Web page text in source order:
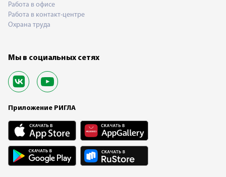
Работа в офисе
Работа в контакт-центре
Охрана труда
Мы в социальных сетях
Приложение РИГЛА